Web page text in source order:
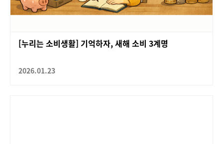
[누리는 소비생활] 기억하자, 새해 소비 3계명
2026.01.23